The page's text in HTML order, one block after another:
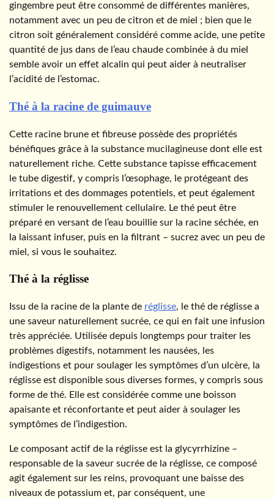
gingembre peut être consommé de différentes manières,
notamment avec un peu de citron et de miel ; bien que le
citron soit généralement considéré comme acide, une petite
quantité de jus dans de l’eau chaude combinée à du miel
semble avoir un effet alcalin qui peut aider à neutraliser
l’acidité de l’estomac.
Thé à la racine de guimauve
Cette racine brune et fibreuse possède des propriétés
bénéfiques grâce à la substance mucilagineuse dont elle est
naturellement riche. Cette substance tapisse efficacement
le tube digestif, y compris l’œsophage, le protégeant des
irritations et des dommages potentiels, et peut également
stimuler le renouvellement cellulaire. Le thé peut être
préparé en versant de l’eau bouillie sur la racine séchée, en
la laissant infuser, puis en la filtrant – sucrez avec un peu de
miel, si vous le souhaitez.
Thé à la réglisse
Issu de la racine de la plante de réglisse, le thé de réglisse a
une saveur naturellement sucrée, ce qui en fait une infusion
très appréciée. Utilisée depuis longtemps pour traiter les
problèmes digestifs, notamment les nausées, les
indigestions et pour soulager les symptômes d’un ulcère, la
réglisse est disponible sous diverses formes, y compris sous
forme de thé. Elle est considérée comme une boisson
apaisante et réconfortante et peut aider à soulager les
symptômes de l’indigestion.
Le composant actif de la réglisse est la glycyrrhizine –
responsable de la saveur sucrée de la réglisse, ce composé
agit également sur les reins, provoquant une baisse des
niveaux de potassium et, par conséquent, une